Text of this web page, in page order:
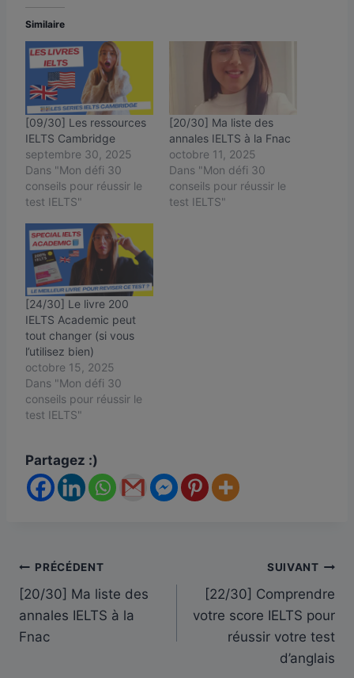
Similaire
[09/30] Les ressources
IELTS Cambridge
septembre 30, 2025
Dans "Mon défi 30
conseils pour réussir le
test IELTS"
[20/30] Ma liste des
annales IELTS à la Fnac
octobre 11, 2025
Dans "Mon défi 30
conseils pour réussir le
test IELTS"
[24/30] Le livre 200
IELTS Academic peut
tout changer (si vous
l’utilisez bien)
octobre 15, 2025
Dans "Mon défi 30
conseils pour réussir le
test IELTS"
Partagez :)
Navigation
de
l’article
PRÉCÉDENT
[20/30] Ma liste des
annales IELTS à la
Fnac
SUIVANT
[22/30] Comprendre
votre score IELTS pour
réussir votre test
d’anglais